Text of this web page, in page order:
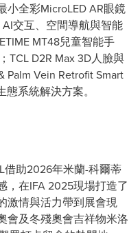
小全彩MicroLED AR眼鏡
交互、空間導航與智能
MT48兒童智能手
TCL D2R Max 3D人臉與
Palm Vein Retrofit Smart
系統解決方案。
借助2026年米蘭-科爾蒂
，在IFA 2025現場打造了
激情與活力帶到展會現
會及冬殘奧會吉祥物米洛